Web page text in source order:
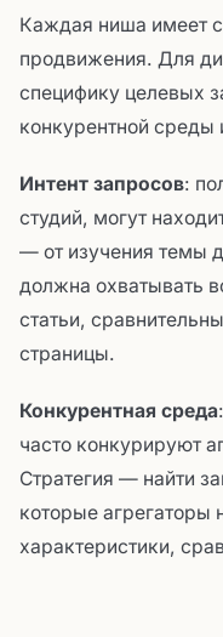
Каждая ниша имеет
продвижения. Для
специфику целевых
конкурентной среды
Интент запросов:
студий, могут
— от изучения темы
должна охватывать
статьи,
страницы.
Конкурентная среда
часто конкурируют
Стратегия — найти
которые агрегаторы
характеристики,